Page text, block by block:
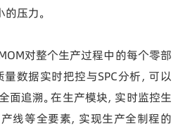
压力。
对整个生产过程中的每个零部
数据实时把控与SPC分析，可以
面追溯。在生产模块，实时监控生
线等全要素，实现生产全制程的